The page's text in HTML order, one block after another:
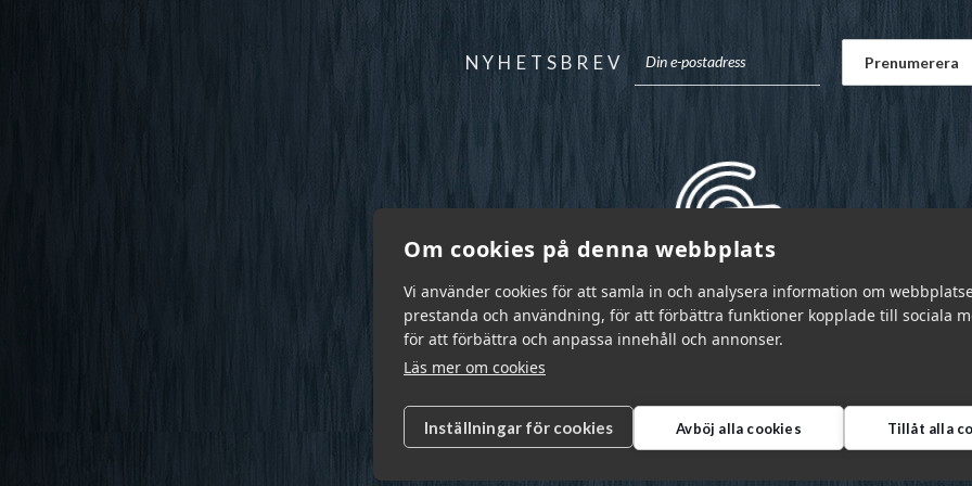
Om cookies på denna webbplats
Vi använder cookies för att samla in och analysera information om
prestanda och användning, för att förbättra funktioner kopplade till sociala
för att förbättra och anpassa innehåll och annonser.
Läs mer om cookies
Inställningar för cookies Avböj alla cookies Tillåt alla
NYHETSBREV
Garnr Sverige AB © 2026 | info@garnr.se 031 - 92